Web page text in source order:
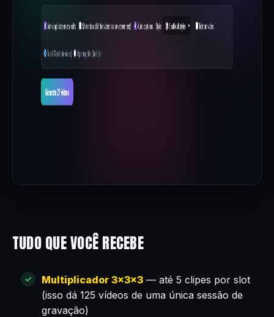
TUDO QUE VOCÊ RECEBE
Multiplicador 3×3×3 — até 5 clipes por slot
(isso dá 125 vídeos de uma única sessão de
gravação)